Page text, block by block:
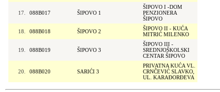
17. 088B017 ŠIPOVO 1
ŠIPOVO I -DOM
PENZIONERA
ŠIPOVO
18. 088B018 ŠIPOVO 2
ŠIPOVO II - KUĆA
MITRIĆ MILENKO
19. 088B019 ŠIPOVO 3
ŠIPOVO III -
SREDNJOŠKOLSKI
CENTAR ŠIPOVO
20. 088B020 SARIĆI 3
PRIVATNA KUĆA VL.
CRNČEVIĆ SLAVKO,
UL. KARAĐORĐEVA